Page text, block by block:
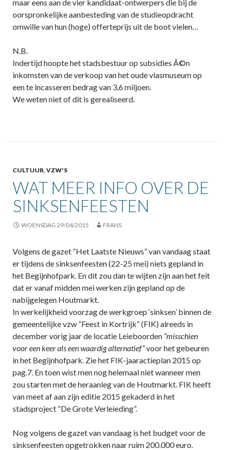
maar eens aan de vier kandidaat-ontwerpers die bij de
oorspronkelijke aanbesteding van de studieopdracht
omwille van hun (hoge) offerteprijs uit de boot vielen…
N.B.
Indertijd hoopte het stadsbestuur op subsidies Ã©n
inkomsten van de verkoop van het oude vlasmuseum op
een te incasseren bedrag van 3,6 miljoen.
We weten niet of dit is gerealiseerd.
CULTUUR, VZW'S
WAT MEER INFO OVER DE
SINKSENFEESTEN
WOENSDAG 29/04/2015 FRANS
Volgens de gazet “Het Laatste Nieuws” van vandaag staat
er tijdens de sinksenfeesten (22-25 mei) niets gepland in
het Begijnhofpark. En dit zou dan te wijten zijn aan het feit
dat er vanaf midden mei werken zijn gepland op de
nabijgelegen Houtmarkt.
In werkelijkheid voorzag de werkgroep ‘sinksen’ binnen de
gemeentelijke vzw “Feest in Kortrijk” (FIK) alreeds in
december vorig jaar de locatie Leieboorden “misschien
voor een keer als een waardig alternatief”voor het gebeuren
in het Begijnhofpark. Zie het FIK-jaaractieplan 2015 op
pag.7. En toen wist men nog helemaal niet wanneer men
zou starten met de heraanleg van de Houtmarkt. FIK heeft
van meet af aan zijn editie 2015 gekaderd in het
stadsproject “De Grote Verleieding”.
Nog volgens de gazet van vandaag is het budget voor de
sinksenfeesten opgetrokken naar ruim 200.000 euro.